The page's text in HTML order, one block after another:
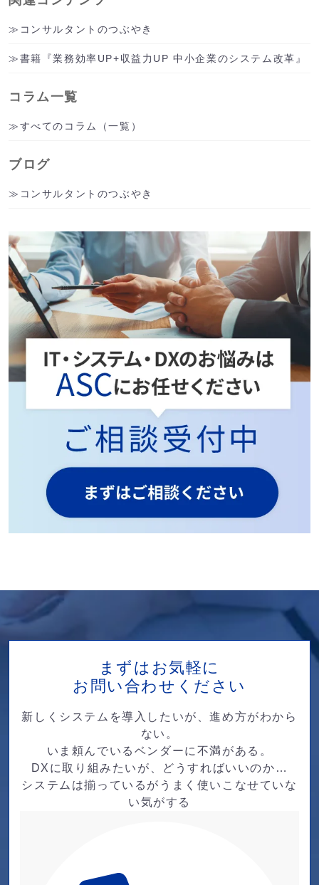
コンサルタントのつぶやき
書籍『業務効率UP+収益力UP 中小企業のシステム改革』
コラム一覧
すべてのコラム（一覧）
ブログ
コンサルタントのつぶやき
まずはお気軽に
お問い合わせください
新しくシステムを導入したいが、進め方がわから
ない。
いま頼んでいるベンダーに不満がある。
DXに取り組みたいが、どうすればいいのか…
システムは揃っているがうまく使いこなせていな
い気がする